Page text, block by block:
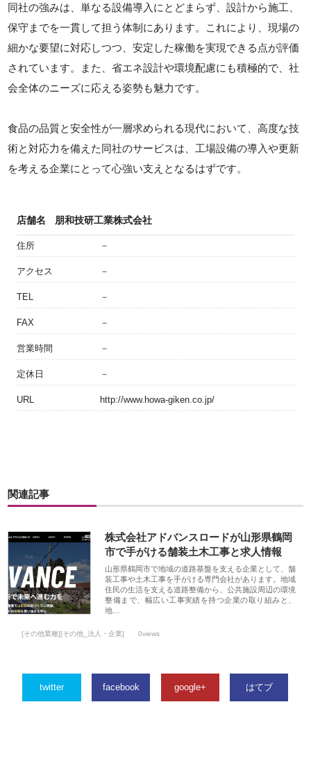
同社の強みは、単なる設備導入にとどまらず、設計から施工、
保守までを一貫して担う体制にあります。これにより、現場の
細かな要望に対応しつつ、安定した稼働を実現できる点が評価
されています。また、省エネ設計や環境配慮にも積極的で、社
会全体のニーズに応える姿勢も魅力です。
食品の品質と安全性が一層求められる現代において、高度な技
術と対応力を備えた同社のサービスは、工場設備の導入や更新
を考える企業にとって心強い支えとなるはずです。
店舗名 朋和技研工業株式会社
住所 －
アクセス －
TEL －
FAX －
営業時間 －
定休日 －
URL http://www.howa-giken.co.jp/
関連記事
株式会社アドバンスロードが山形県鶴岡
市で手がける舗装土木工事と求人情報
山形県鶴岡市で地域の道路基盤を支える企業として、舗
装工事や土木工事を手がける専門会社があります。地域
住民の生活を支える道路整備から、公共施設周辺の環境
整備まで、幅広い工事実績を持つ企業の取り組みと、
地…
[その他業種][その他_法人・企業] 0views
twitter facebook google+ はてブ